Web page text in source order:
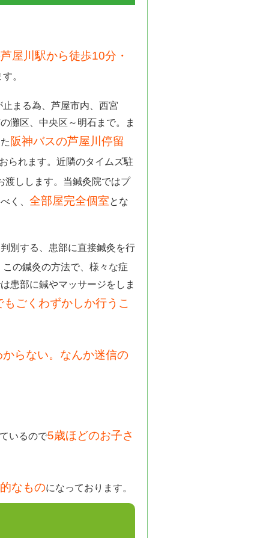
屋川駅から徒歩10分・
。
まる為、芦屋市内、西宮
灘区、中央区～明石まで。ま
阪神バスの芦屋川停留
られます。近隣のタイムズ駐
渡しします。当鍼灸院ではプ
く、 全部屋完全個室とな
別する、患部に直接鍼灸を行
の鍼灸の方法で、様々な症
患部に鍼やマッサージをしま
ごくわずかしか行うこ
らない。なんか迷信の
いるので5歳ほどのお子さ
なものになっております。